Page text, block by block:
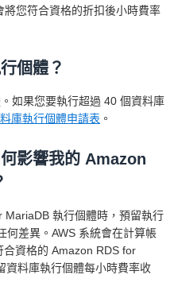
您符合資格的折扣後小時費率
個體？
如果您要執行超過 40 個資料庫
庫執行個體申請表 。
影響我的 Amazon
MariaDB 執行個體時，預留執行
何差異。AWS 系統會在計算帳
資格的 Amazon RDS for
資料庫執行個體每小時費率收